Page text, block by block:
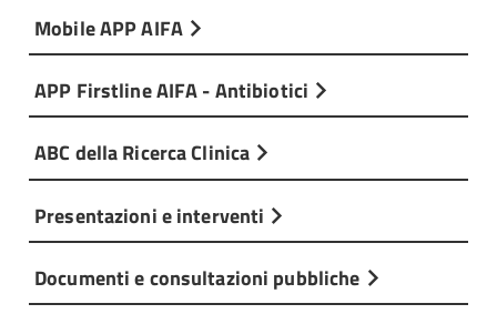
Mobile APP AIFA
APP Firstline AIFA - Antibiotici
ABC della Ricerca Clinica
Presentazioni e interventi
Documenti e consultazioni pubbliche